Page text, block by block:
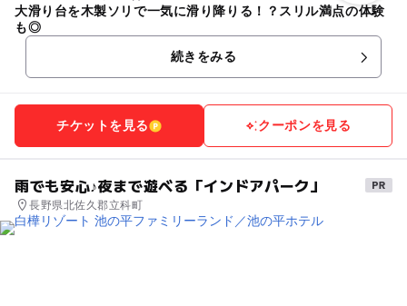
大滑り台を木製ソリで一気に滑り降りる！？スリル満点の体験
も◎
続きをみる
チケットを見る クーポンを見る
雨でも安心♪夜まで遊べる「インドアパーク」
長野県北佐久郡立科町